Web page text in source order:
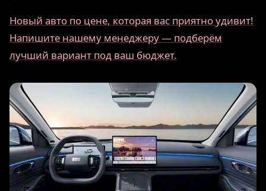
Новый авто по цене, которая вас приятно удивит!
Напишите нашему менеджеру — подберём
лучший вариант под ваш бюджет.